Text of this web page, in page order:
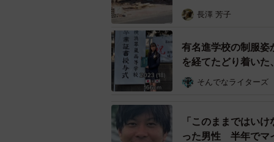
長澤 芳子
有名進学校の制服
を経てたどり着いた
そんでなライターズ
「このままではい
った男性 半年でマ